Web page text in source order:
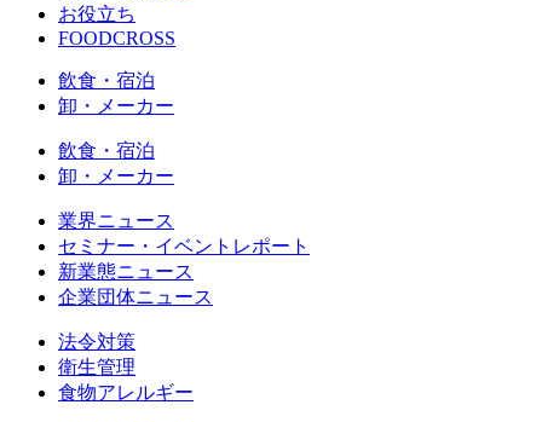
お役立ち
FOODCROSS
飲食・宿泊
卸・メーカー
飲食・宿泊
卸・メーカー
業界ニュース
セミナー・イベントレポート
新業態ニュース
企業団体ニュース
法令対策
衛生管理
食物アレルギー